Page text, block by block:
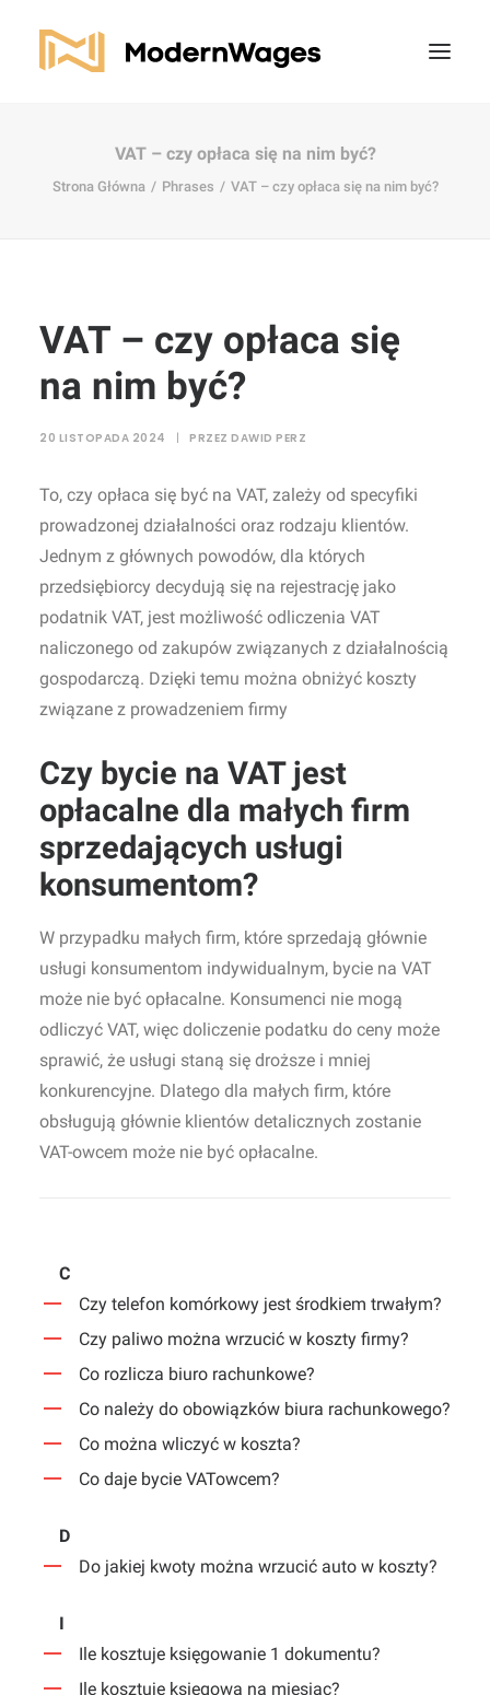
VAT – czy opłaca się na nim być?
Strona Główna Phrases VAT – czy opłaca się na nim być?
VAT – czy opłaca się
na nim być?
20 LISTOPADA 2024 | PRZEZ DAWID PERZ
To, czy opłaca się być na VAT, zależy od specyfiki
prowadzonej działalności oraz rodzaju klientów.
Jednym z głównych powodów, dla których
przedsiębiorcy decydują się na rejestrację jako
podatnik VAT, jest możliwość odliczenia VAT
naliczonego od zakupów związanych z działalnością
gospodarczą. Dzięki temu można obniżyć koszty
związane z prowadzeniem firmy
Czy bycie na VAT jest
opłacalne dla małych firm
sprzedających usługi
konsumentom?
W przypadku małych firm, które sprzedają głównie
usługi konsumentom indywidualnym, bycie na VAT
może nie być opłacalne. Konsumenci nie mogą
odliczyć VAT, więc doliczenie podatku do ceny może
sprawić, że usługi staną się droższe i mniej
konkurencyjne. Dlatego dla małych firm, które
obsługują głównie klientów detalicznych zostanie
VAT-owcem może nie być opłacalne.
C
Czy telefon komórkowy jest środkiem trwałym?
Czy paliwo można wrzucić w koszty firmy?
Co rozlicza biuro rachunkowe?
Co należy do obowiązków biura rachunkowego?
Co można wliczyć w koszta?
Co daje bycie VATowcem?
D
Do jakiej kwoty można wrzucić auto w koszty?
I
Ile kosztuje księgowanie 1 dokumentu?
Ile kosztuje księgowa na miesiąc?